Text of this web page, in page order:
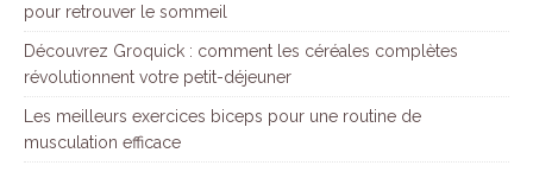
pour retrouver le sommeil
Découvrez Groquick : comment les céréales complètes
révolutionnent votre petit-déjeuner
Les meilleurs exercices biceps pour une routine de
musculation efficace